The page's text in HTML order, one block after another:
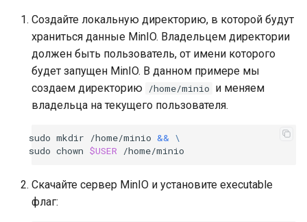
Создайте локальную директорию, в которой будут
храниться данные MinIO. Владельцем директории
должен быть пользователь, от имени которого
будет запущен MinIO. В данном примере мы
создаем директорию /home/minio и меняем
владельца на текущего пользователя.
sudo mkdir /home/minio && \
sudo chown $USER
Скачайте сервер MinIO и установите executable
флаг: